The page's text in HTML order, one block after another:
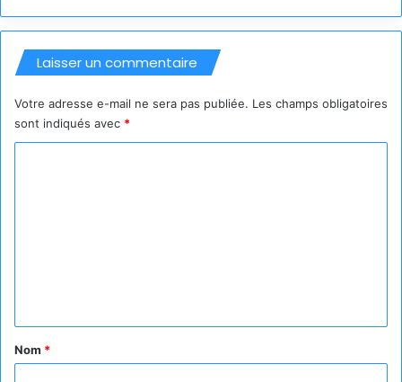
Laisser un commentaire
Votre adresse e-mail ne sera pas publiée. Les champs obligatoires
sont indiqués avec *
a
Nom *